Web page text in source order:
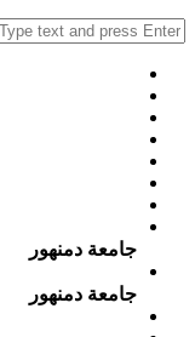
جامعة دمنهور
جامعة دمنهور